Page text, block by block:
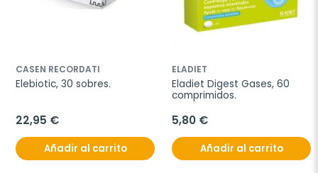
CASEN RECORDATI
Elebiotic, 30 sobres.
22,95 €
Añadir al carrito
ELADIET
Eladiet Digest Gases, 60
comprimidos.
5,80 €
Añadir al carrito